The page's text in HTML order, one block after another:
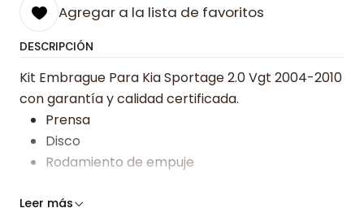
Agregar a la lista de favoritos
DESCRIPCIÓN
Kit Embrague Para Kia Sportage 2.0 Vgt 2004-2010
con garantía y calidad certificada.
Prensa
Disco
Rodamiento de empuje
Somos especialistas en embragues desde 2019,
Leer más